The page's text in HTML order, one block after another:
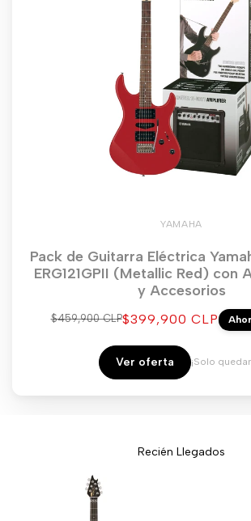
YAMAHA
Pack de Guitarra Eléctrica
ERG121GPII (Metallic Red) con
y Accesorios
Precio
$459,900 CLPPrecio
venta
$399,900 CLP
Ver oferta ¡Solo
Recién Llegados